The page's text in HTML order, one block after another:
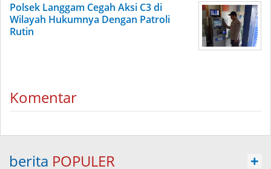
Polsek Langgam Cegah Aksi C3 di
Wilayah Hukumnya Dengan Patroli
Rutin
Komentar
berita POPULER +